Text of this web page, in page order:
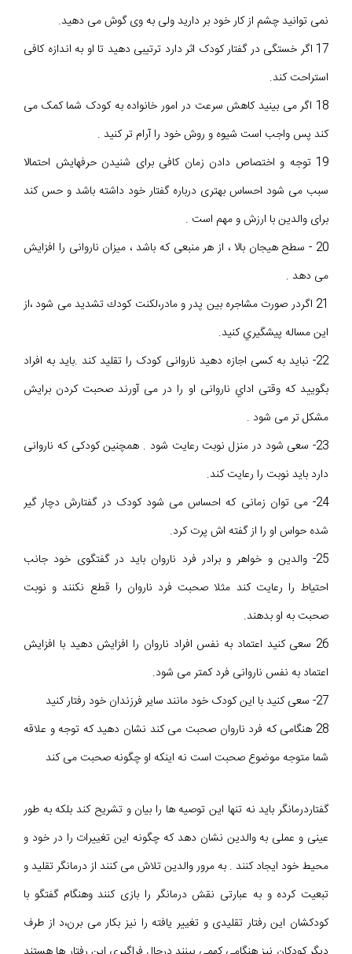
نمی توانید چشم از کار خود بر دارید ولی به وی گوش می دهید.
17 اگر خستگی در گفتار کودک اثر دارد ترتيبی دهید تا او به اندازه کافی
استراحت کند.
18 اگر می بینید کاهش سرعت در امور خانواده به کودک شما کمک می
کند پس واجب است شیوه و روش خود را آرام تر کنید .
19 توجه و اختصاص دادن زمان کافی برای شنیدن حرفهایش احتمالا
سبب می شود احساس بهتری درباره گفتار خود داشته باشد و حس کند
برای والدین با ارزش و مهم است .
20 - سطح هیجان بالا ، از هر منبعی که باشد ، میزان ناروانی را افزایش
می دهد .
21 اگردر صورت مشاجره بین پدر و مادر،لكنت كودك تشدید می شود ،از
اين مساله پيشگيري كنيد.
22- نباید به کسی اجازه دهید ناروانی کودک را تقلید کند .باید به افراد
بگویید که وقتی اداي ناروانی او را در می آورند صحبت کردن برایش
مشکل تر می شود .
23- سعی شود در منزل نوبت رعایت شود . همچنین کودکی که ناروانی
دارد باید نوبت را رعایت کند.
24- می توان زمانی که احساس می شود کودک در گفتارش دچار گیر
شده حواس او را از گفته اش پرت کرد.
25- والدین و خواهر و برادر فرد ناروان باید در گفتگوی خود جانب
احتیاط را رعایت کند مثلا صحبت فرد ناروان را قطع نکنند و نوبت
صحبت به او بدهند.
26 سعی کنید اعتماد به نفس افراد ناروان را افزایش دهید با افزایش
اعتماد به نفس ناروانی فرد کمتر می شود.
27- سعی کنید با این کودک خود مانند سایر فرزندان خود رفتار کنید
28 هنگامی که فرد ناروان صحبت می کند نشان دهید که توجه و علاقه
شما متوجه موضوع صحبت است نه اینکه او چگونه صحبت می کند
گفتاردرمانگر باید نه تنها این توصیه ها را بیان و تشریح کند بلکه به طور
عینی و عملی به والدین نشان دهد که چگونه این تغییرات را در خود و
محیط خود ایجاد کنند . به مرور والدین تلاش می کنند از درمانگر تقلید و
تبعيت کرده و به عبارتی نقش درمانگر را بازی کنند وهنگام گفتگو با
کودکشان این رفتار تقلیدی و تغییر یافته را نیز بکار می برن،د از طرف